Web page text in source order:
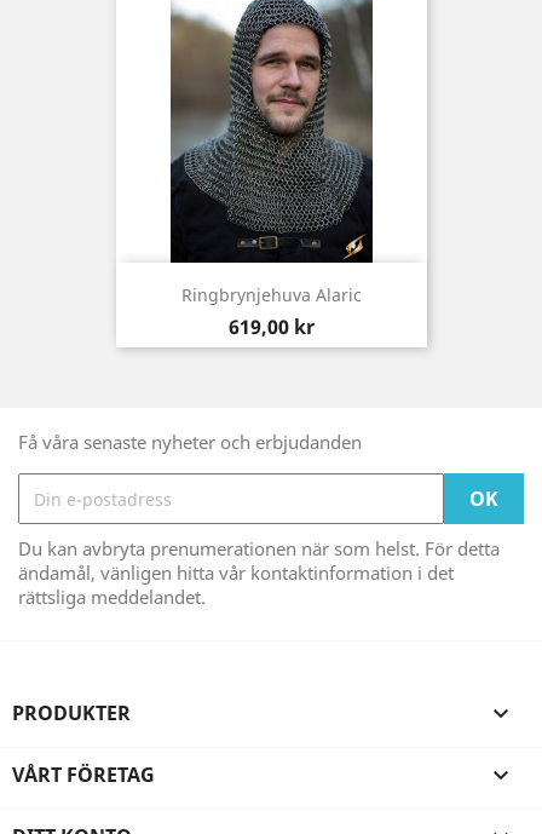
Ringbrynjehuva Alaric
Pris
619,00 kr
Få våra senaste nyheter och erbjudanden
Du kan avbryta prenumerationen när som helst. För detta
ändamål, vänligen hitta vår kontaktinformation i det
rättsliga meddelandet.
PRODUKTER 
VÅRT FÖRETAG 